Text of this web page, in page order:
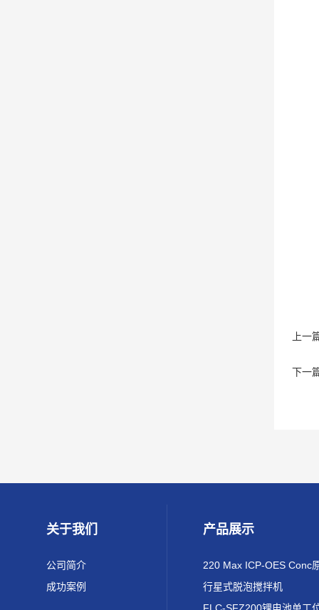
上一
下一
关于我们
公司简介
成功案例
产品展示
行星式脱泡搅拌机